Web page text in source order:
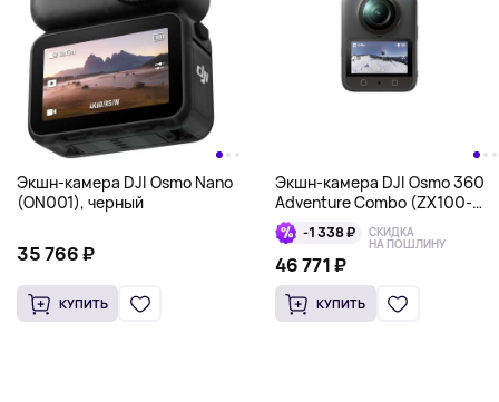
Экшн-камера DJI Osmo Nano
(ON001), черный
35 766 ₽
КУПИТЬ
Экшн-камера DJI Osmo 360
Adventure Combo (ZX100-
C1), черный
-1 338 ₽ СКИДКА
НА ПОШЛИНУ
46 771 ₽
КУПИТЬ